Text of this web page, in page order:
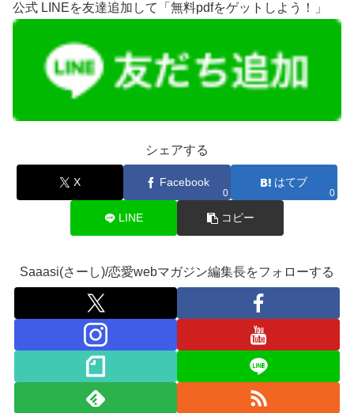
公式 LINEを友達追加して「無料pdfをゲットしよう！」
シェアする
X Facebook
0
はてブ
0
LINE コピー
Saaasi(さーし)/恋愛webマガジン編集長をフォローする